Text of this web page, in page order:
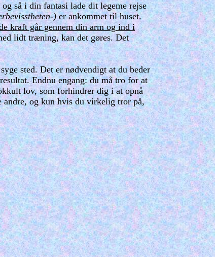
så i din fantasi lade dit legeme rejse
)er ankommet til huset.
kraft går gennem din arm og ind i
lidt træning, kan det gøres. Det
sted. Det er nødvendigt at du beder
Endnu engang: du må tro for at
lov, som forhindrer dig i at opnå
og kun hvis du virkelig tror på,